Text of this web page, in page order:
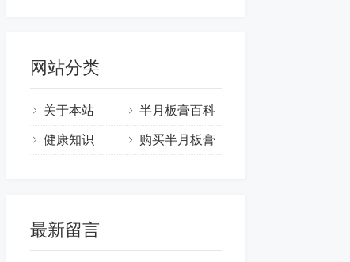
网站分类
关于本站 半月板膏百科
健康知识 购买半月板膏
最新留言